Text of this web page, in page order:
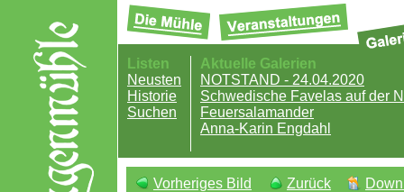
Listen
Neusten
Historie
Suchen
Aktuelle Galerien
NOTSTAND - 24.04.2020
Schwedische Favelas auf der
Feuersalamander
Anna-Karin Engdahl
Vorheriges Bild Zurück